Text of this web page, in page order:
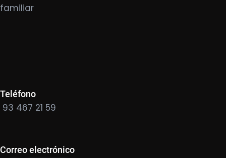
familiar
Teléfono
93 467 21 59
Correo electrónico